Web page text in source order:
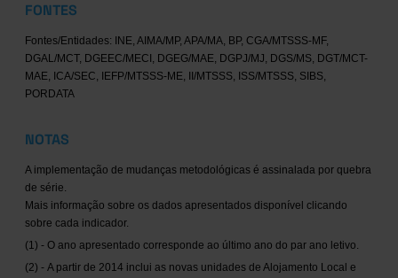
FONTES
Fontes/Entidades: INE, AIMA/MP, APA/MA, BP, CGA/MTSSS-MF,
DGAL/MCT, DGEEC/MECI, DGEG/MAE, DGPJ/MJ, DGS/MS, DGT/MCT-
MAE, ICA/SEC, IEFP/MTSSS-ME, II/MTSSS, ISS/MTSSS, SIBS,
PORDATA
NOTAS
A implementação de mudanças metodológicas é assinalada por quebra
de série.
Mais informação sobre os dados apresentados disponível clicando
sobre cada indicador.
(1) - O ano apresentado corresponde ao último ano do par ano letivo.
(2) - A partir de 2014 inclui as novas unidades de Alojamento Local e